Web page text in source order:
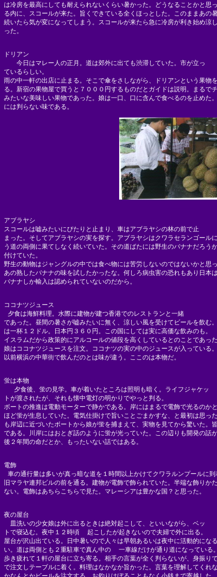
は冷房を最高にしても耐えられないくらい暑かった。どうなることかと思
る内に、スコールが来た。旨くできている全くほっとした。このままあの
続いたら気が変になってしまう。スコールが来たら急に冷房が利き始め涼
った。
ドリアン
今日はマレー人の正月。道は郊外に出ても渋滞していた。市が立っ
ているらしい。
雨の中一軒の出店に止まる。そこで傘をさしながら、ドリアンという果物
る。新宿の果物屋で買うと７０００円するものだとガイドは説明。まるで
みたいな美味しい果物であった。娘は一口、口に含んで食べるのを止めた
アブラヤシ
スコールは嘘みたいにぴたりと止まり、車はアブラヤシの林の前で止
まった。そしてアブラヤシの実を探す。アブラヤシはクワラセランゴール
う道の両側に果てしなく続いていた。その道ばたには野生のバナナだろう
付けていた。
野生の動物はジャングルの中では食べ物には苦労しないのではないかと思
あの熟したバナナの味を試したかったな。何しろ病虫害の恐れもあり日本
バナナしか輸入は認められていないのだから。
ココナツジュース
夕食は海鮮料理。水際に建物が建つ香港でのレストランと一緒
であった。昼間の暑さが嘘みたいに無く、涼しい風を受けてビールを飲む
は一杯１２ドル。日本円３６０円。この国にしては実に高価な飲みのも。
イスラムだから政策的にアルコールの値段を高くしているとのことであっ
娘はココナツジュースを注文。ココナツの実の中のジュースが入っている
以前横浜の中華街で飲んだのとは味が違う。ここのは本物だ。
蛍は本物
夕食後、蛍の見学。車が着いたところは照明も暗く。ライフジャケッ
トが渡されたが、それも懐中電灯の明かりでやっと判る。
ボートの推進は電動モーターで静かである。岸にはまるで電飾で光るのか
ほど蛍が生息していた。電気仕掛けで旨いことごまかすな、と最初は思っ
も岸辺に近づいたボートから娘が蛍を捕まえて、実物を見てから驚いた。
である。川岸にはおとぎ話のように蛍が光っていた。この辺りも開発の話
後２年間の命だとか、もったいない話ではある。
電飾
車の通行量は多いが真っ暗な道を１時間以上かけてクワラルンプールに到
旧マラヤ連邦ビルの前を通る。建物が電飾で飾られていた。半端な飾りか
ない。電飾はあちらこちらで見た。マレーシアは豊かな国？と思った。
夜の屋台
皿洗いの少女娘は外に出るときは絶対起こして、といいながら、ベッ
トで寝込む。夜中１２時頃  起こしたが起きないので夫婦で外に出る。
屋台が沢山出ている。日中暑いので人々は早朝あるいは夜中に活動的にな
い。道は両側とも２重駐車で真ん中の  一車線だけが通り道になっている
歩き疲れて１軒の屋台に立ち寄る。相手の言葉が全く判らないが、身振り
で注文しテーブルに着く。料理はなかなか旨かった。言葉を理解してくれ